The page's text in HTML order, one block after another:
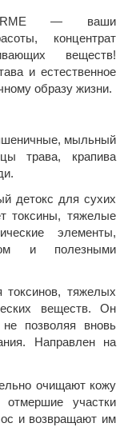
— ваши
концентрат
веществ!
и естественное
образу жизни.
мыльный
трава, крапива
детокс для сухих
токсины, тяжелые
элементы,
и полезными
тяжелых
веществ. Он
позволяя вновь
Направлен на
очищают кожу
участки
и возвращают им